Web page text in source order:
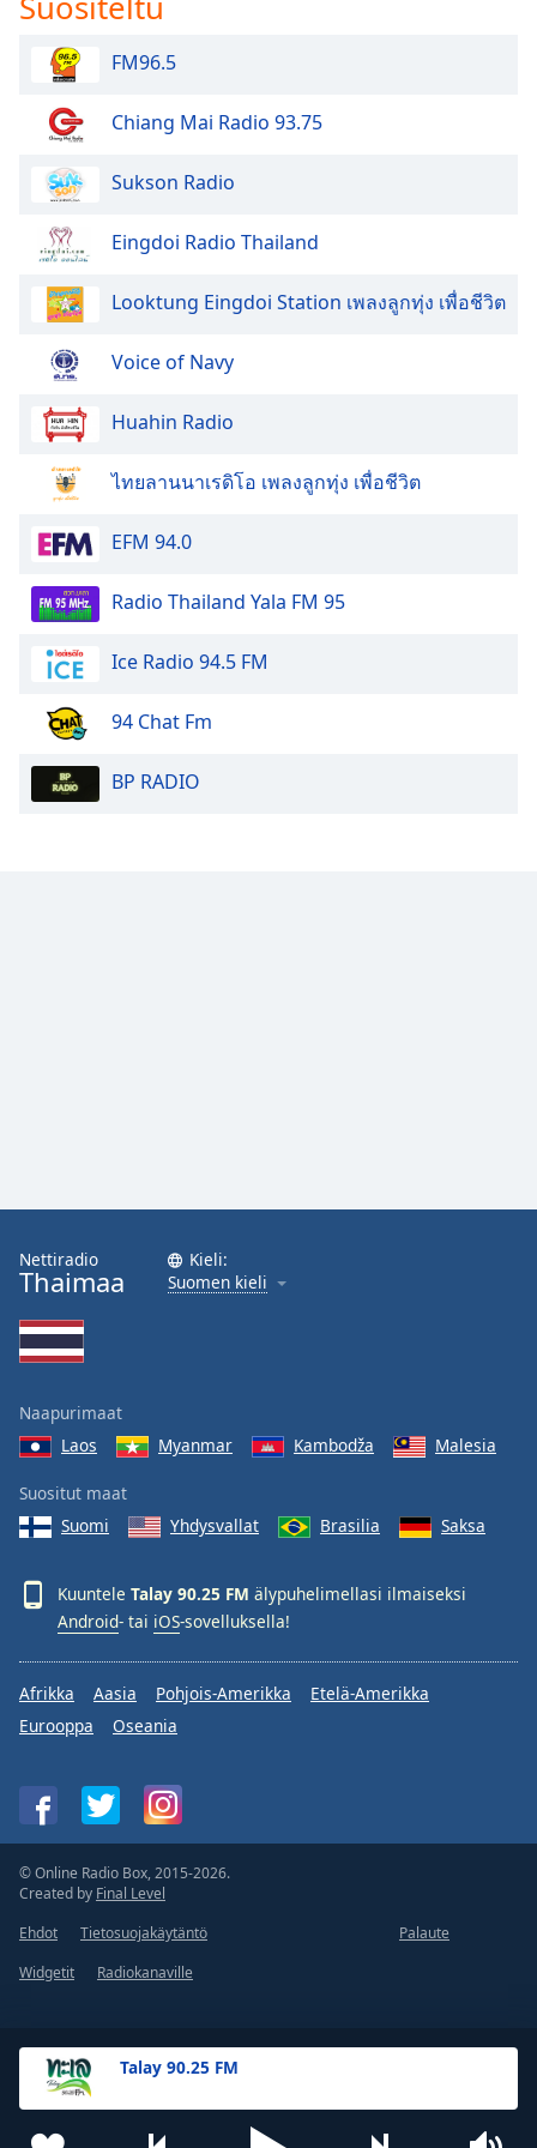
Talay 90.25 FM
FM96.5
Chiang Mai Radio 93.75
Sukson Radio
Eingdoi Radio Thailand
Looktung Eingdoi Station เพลงลูกทุ่ง เพื่อชีวิต
Voice of Navy
Huahin Radio
ไทยลานนาเรดิโอ เพลงลูกทุ่ง เพื่อชีวิต
EFM 94.0
Radio Thailand Yala FM 95
Ice Radio 94.5 FM
94 Chat Fm
BP RADIO
Nettiradio
Thaimaa
Kieli:
Suomen kieli
Naapurimaat
Laos
Myanmar Kambodža Malesia
Suositut maat
Suomi
Yhdysvallat Brasilia Saksa
Kuuntele Talay 90.25 FM älypuhelimellasi ilmaiseksi
Android- tai iOS-sovelluksella!
Afrikka Aasia Pohjois-Amerikka
Etelä-Amerikka
Eurooppa
Oseania
© Online Radio Box, 2015-2026.
Created by Final Level
Ehdot
Tietosuojakäytäntö
Palaute
Widgetit
Radiokanaville